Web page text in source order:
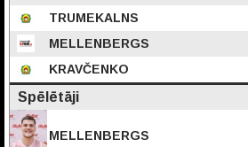
TRUMEKALNS
MELLENBERGS
KRAVČENKO
Spēlētāji
MELLENBERGS